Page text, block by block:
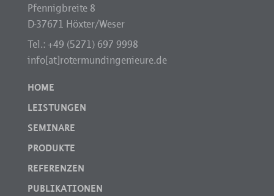
Pfennigbreite 8
D-37671 Höxter/Weser
Tel.: +49 (5271) 697 9998
info[at]rotermundingenieure.de
HOME
LEISTUNGEN
SEMINARE
PRODUKTE
REFERENZEN
PUBLIKATIONEN